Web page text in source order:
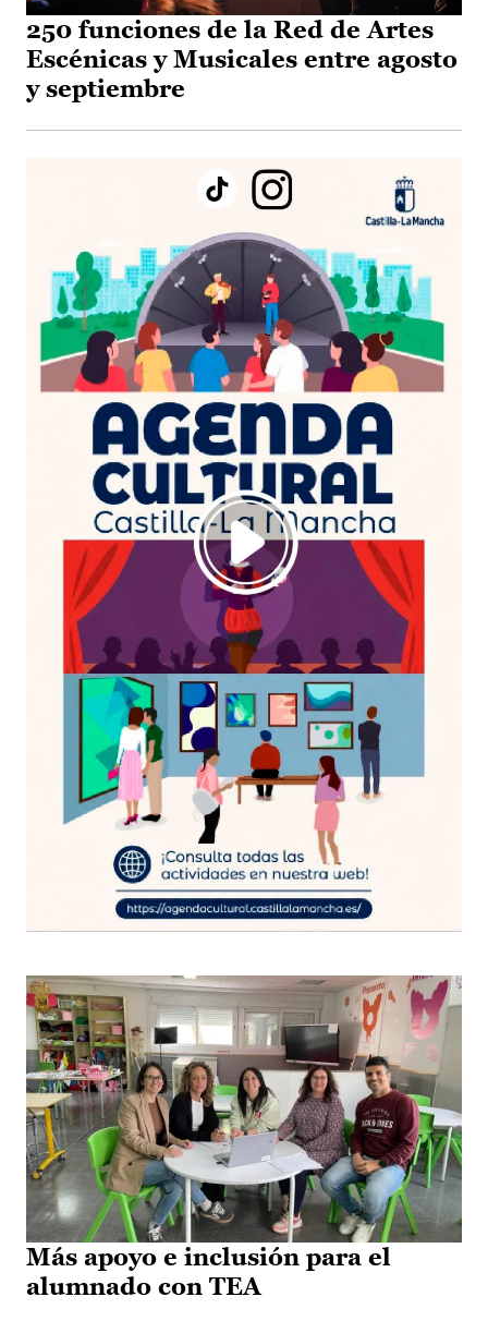
250 funciones de la Red de Artes
Escénicas y Musicales entre agosto
y septiembre
Más apoyo e inclusión para el
alumnado con TEA